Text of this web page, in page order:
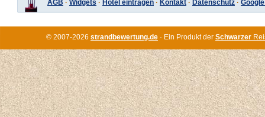
AGB · Widgets · Hotel eintragen · Kontakt · Datenschutz ·
© 2007-2026 strandbewertung.de · Ein Produkt der Schwarzer